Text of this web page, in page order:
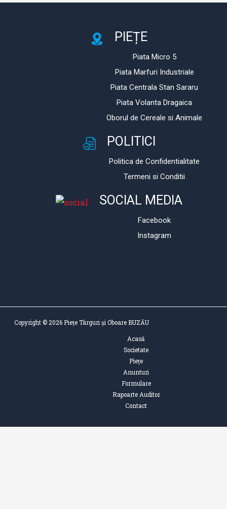
PIEȚE
Piata Micro 5
Piata Marfuri Industriale
Piata Centrala Stan Sararu
Piata Volanta Dragaica
Oborul de Cereale si Animale
POLITICI
Politica de Confidentialitate
Termeni si Conditii
SOCIAL MEDIA
Facebook
Instagram
Copyright © 2026 Piețe Târguri și Oboare BUZĂU
Acasă
Societate
Piețe
Anunturi
Formulare
Rapoarte Auditor
Contact